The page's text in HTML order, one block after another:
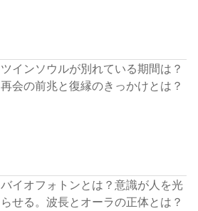
ツインソウルが別れている期間は？
再会の前兆と復縁のきっかけとは？
バイオフォトンとは？意識が人を光
らせる。波長とオーラの正体とは？